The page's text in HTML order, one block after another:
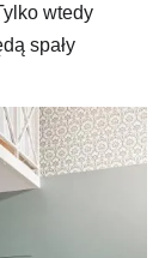
wtedy
spały